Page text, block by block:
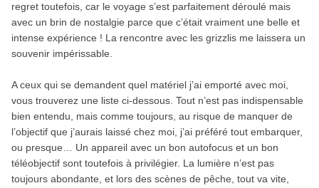
regret toutefois, car le voyage s’est parfaitement déroulé mais
avec un brin de nostalgie parce que c’était vraiment une belle et
intense expérience ! La rencontre avec les grizzlis me laissera un
souvenir impérissable.
A ceux qui se demandent quel matériel j’ai emporté avec moi,
vous trouverez une liste ci-dessous. Tout n’est pas indispensable
bien entendu, mais comme toujours, au risque de manquer de
l’objectif que j’aurais laissé chez moi, j’ai préféré tout embarquer,
ou presque… Un appareil avec un bon autofocus et un bon
téléobjectif sont toutefois à privilégier. La lumière n’est pas
toujours abondante, et lors des scènes de pêche, tout va vite,